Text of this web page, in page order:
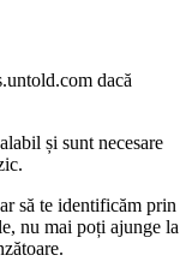
dacă
și sunt necesare
să te identificăm prin
nu mai poți ajunge la